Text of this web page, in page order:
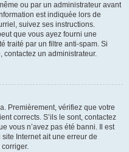
ou par un administrateur avant
est indiquée lors de
suivez ses instructions.
que vous ayez fourni une
traité par un filtre anti-spam. Si
contactez un administrateur.
Premièrement, vérifiez que votre
corrects. S’ils le sont, contactez
vous n’avez pas été banni. Il est
Internet ait une erreur de
corriger.